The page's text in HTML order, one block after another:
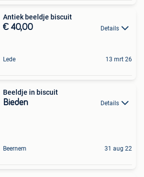
Antiek beeldje biscuit
€ 40,00 Details
Lede 13 mrt 26
Beeldje in biscuit
Bieden Details
Beernem 31 aug 22